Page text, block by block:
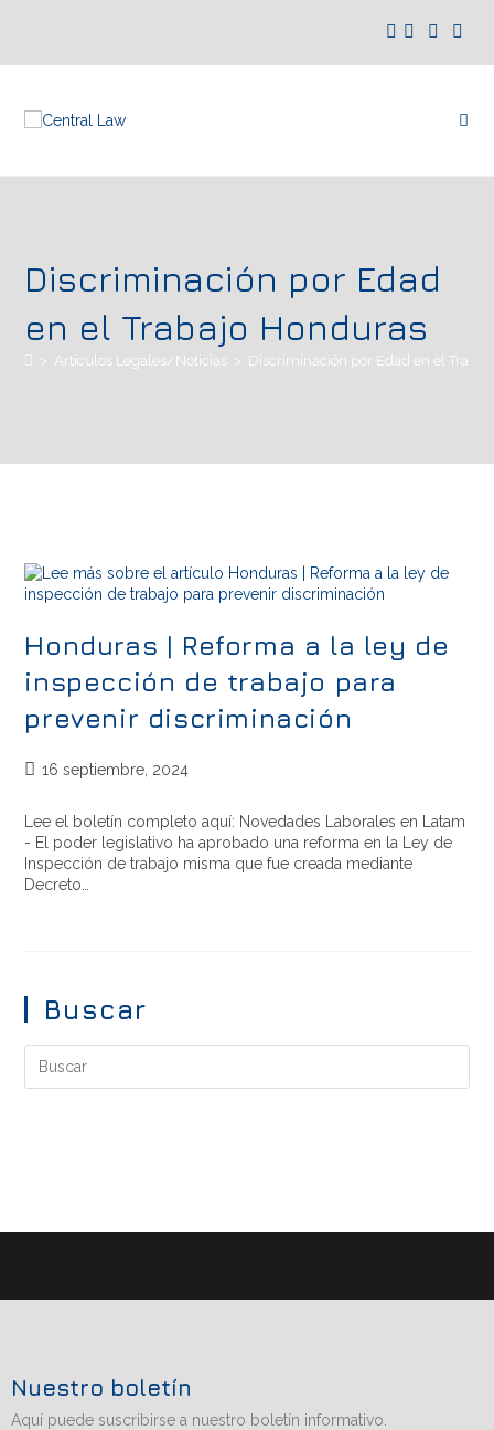
Discriminación por Edad
en el Trabajo Honduras
> Artículos Legales/Noticias > Discriminación por Edad en el
Honduras | Reforma a la ley de
inspección de trabajo para
prevenir discriminación
16 septiembre, 2024
Lee el boletín completo aquí: Novedades Laborales en Latam
- El poder legislativo ha aprobado una reforma en la Ley de
Inspección de trabajo misma que fue creada mediante
Decreto…
Buscar
Nuestro boletín
Aquí puede suscribirse a nuestro boletín informativo.